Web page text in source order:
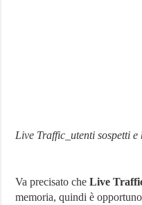
Live Traffic_utenti sospetti e
Va precisato cheLive
memoria, quindi è